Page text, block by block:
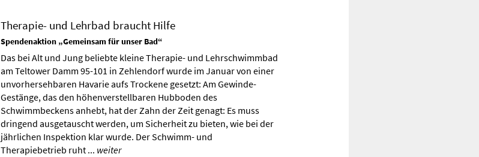
Therapie- und Lehrbad braucht Hilfe
Spendenaktion „Gemeinsam für unser Bad“
Das bei Alt und Jung beliebte kleine Therapie- und Lehrschwimmbad
am Teltower Damm 95-101 in Zehlendorf wurde im Januar von einer
unvorhersehbaren Havarie aufs Trockene gesetzt: Am Gewinde-
Gestänge, das den höhenverstellbaren Hubboden des
Schwimmbeckens anhebt, hat der Zahn der Zeit genagt: Es muss
dringend ausgetauscht werden, um Sicherheit zu bieten, wie bei der
jährlichen Inspektion klar wurde. Der Schwimm- und
Therapiebetrieb ruht ... weiter